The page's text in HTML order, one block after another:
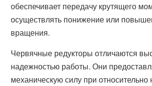
обеспечивает передачу крутящего
осуществлять понижение или
вращения.
Червячные редукторы отличаются
надежностью работы. Они
механическую силу при относительно